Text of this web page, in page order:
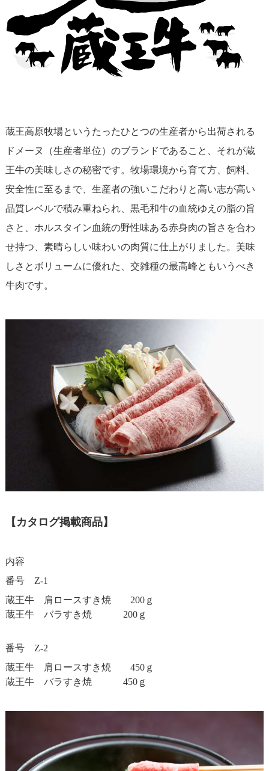
蔵王高原牧場というたったひとつの生産者から出荷される
ドメーヌ（生産者単位）のブランドであること、それが蔵
王牛の美味しさの秘密です。牧場環境から育て方、飼料、
安全性に至るまで、生産者の強いこだわりと高い志が高い
品質レベルで積み重ねられ、黒毛和牛の血統ゆえの脂の旨
さと、ホルスタイン血統の野性味ある赤身肉の旨さを合わ
せ持つ、素晴らしい味わいの肉質に仕上がりました。美味
しさとボリュームに優れた、交雑種の最高峰ともいうべき
牛肉です。
【カタログ掲載商品】
内容
番号 Z-1
蔵王牛 肩ロースすき焼 200ｇ
蔵王牛 バラすき焼 200ｇ
番号 Z-2
蔵王牛 肩ロースすき焼 450ｇ
蔵王牛 バラすき焼 450ｇ